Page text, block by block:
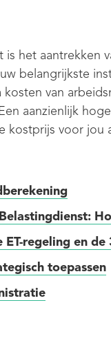
het aantrekken
belangrijkste
van
aanzienlijk
kostprijs voor jou
ET-regeling en
toepassen